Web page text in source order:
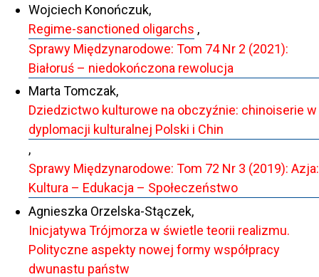
Wojciech Konończuk,
Regime-sanctioned oligarchs ,
Sprawy Międzynarodowe: Tom 74 Nr 2 (2021):
Białoruś – niedokończona rewolucja
Marta Tomczak,
Dziedzictwo kulturowe na obczyźnie: chinoiserie w
dyplomacji kulturalnej Polski i Chin
,
Sprawy Międzynarodowe: Tom 72 Nr 3 (2019): Azja:
Kultura – Edukacja – Społeczeństwo
Agnieszka Orzelska-Stączek,
Inicjatywa Trójmorza w świetle teorii realizmu.
Polityczne aspekty nowej formy współpracy
dwunastu państw